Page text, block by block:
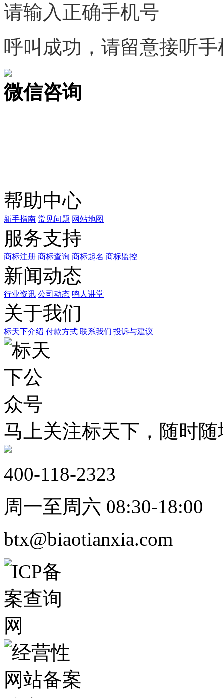
请输入正确手机号
呼叫成功，请留意接听手
微信咨询
帮助中心
新手指南 常见问题 网站地图
服务支持
商标注册 商标查询 商标起名 商标监控
新闻动态
行业资讯 公司动态 鸣人讲堂
关于我们
标天下介绍 付款方式 联系我们 投诉与建议
马上关注标天下，随时
400-118-2323
周一至周六 08:30-18:00
btx@biaotianxia.com